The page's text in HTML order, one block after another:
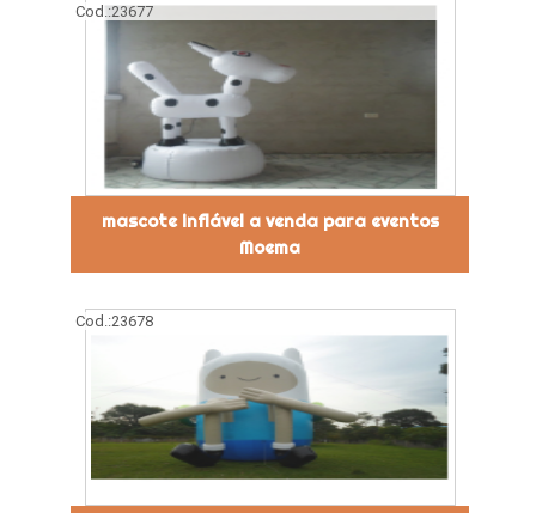
Cod.:23677
mascote inflável a venda para eventos
Moema
Cod.:23678